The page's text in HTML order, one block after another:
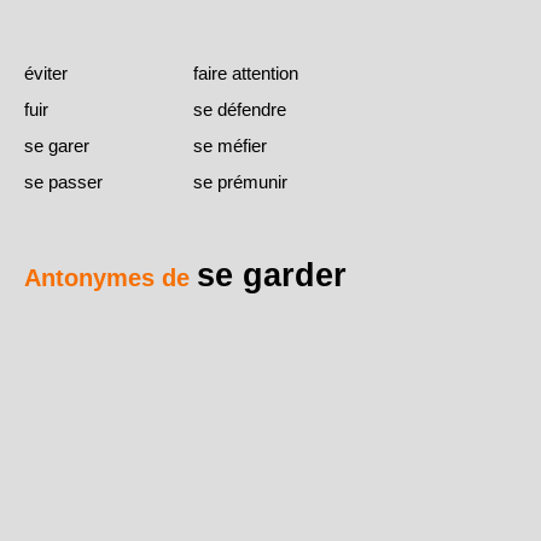
éviter
faire attention
fuir
se défendre
se garer
se méfier
se passer
se prémunir
Antonymes de se garder